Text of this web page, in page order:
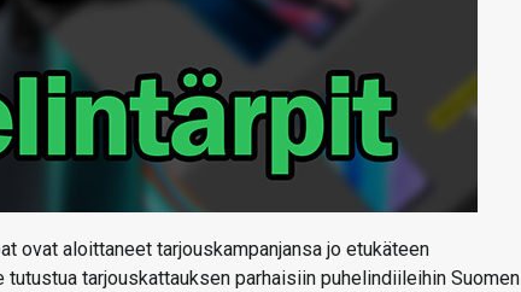
ovat aloittaneet tarjouskampanjansa jo etukäteen
tarjouskattauksen parhaisiin puhelindiileihin Suomen